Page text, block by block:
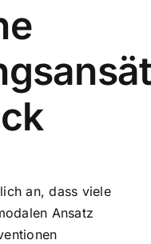
an, dass viele
Ansatz